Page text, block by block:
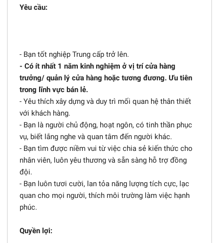
Yêu cầu:
- Bạn tốt nghiệp Trung cấp trở lên.
- Có ít nhất 1 năm kinh nghiệm ở vị trí cửa hàng
trưởng/ quản lý cửa hàng hoặc tương đương. Ưu tiên
trong lĩnh vực bán lẻ.
- Yêu thích xây dựng và duy trì mối quan hệ thân thiết
với khách hàng.
- Bạn là người chủ động, hoạt ngôn, có tinh thần phục
vụ, biết lắng nghe và quan tâm đến người khác.
- Bạn tìm được niềm vui từ việc chia sẻ kiến thức cho
nhân viên, luôn yêu thương và sẵn sàng hỗ trợ đồng
đội.
- Bạn luôn tươi cười, lan tỏa năng lượng tích cực, lạc
quan cho mọi người, thích môi trường làm việc hạnh
phúc.
Quyền lợi: